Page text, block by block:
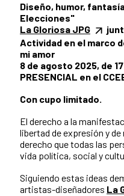
Diseño, humor,
Elecciones"
La Gloriosa JPG
Actividad en el marco
mi amor
8 de agosto 2025, de 17
PRESENCIAL en el
Con cupo limitado.
El derecho a la
libertad de expresión y
derecho que todas las
vida política, social y
Siguiendo estas ideas
artistas-diseñadores La